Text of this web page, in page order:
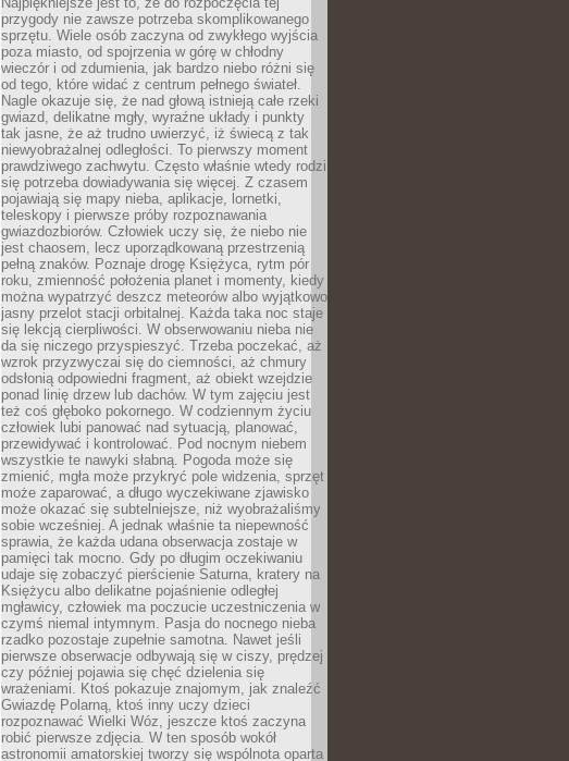
przygody nie zawsze potrzeba skomplikowanego
sprzętu. Wiele osób zaczyna od zwykłego wyjścia
poza miasto, od spojrzenia w górę w chłodny
wieczór i od zdumienia, jak bardzo niebo różni się
od tego, które widać z centrum pełnego świateł.
Nagle okazuje się, że nad głową istnieją całe rzeki
gwiazd, delikatne mgły, wyraźne układy i punkty
tak jasne, że aż trudno uwierzyć, iż świecą z tak
niewyobrażalnej odległości. To pierwszy moment
prawdziwego zachwytu. Często właśnie wtedy rodzi
się potrzeba dowiadywania się więcej. Z czasem
pojawiają się mapy nieba, aplikacje, lornetki,
teleskopy i pierwsze próby rozpoznawania
gwiazdozbiorów. Człowiek uczy się, że niebo nie
jest chaosem, lecz uporządkowaną przestrzenią
pełną znaków. Poznaje drogę Księżyca, rytm pór
roku, zmienność położenia planet i momenty, kiedy
można wypatrzyć deszcz meteorów albo wyjątkowo
jasny przelot stacji orbitalnej. Każda taka noc staje
się lekcją cierpliwości. W obserwowaniu nieba nie
da się niczego przyspieszyć. Trzeba poczekać, aż
wzrok przyzwyczai się do ciemności, aż chmury
odsłonią odpowiedni fragment, aż obiekt wzejdzie
ponad linię drzew lub dachów. W tym zajęciu jest
też coś głęboko pokornego. W codziennym życiu
człowiek lubi panować nad sytuacją, planować,
przewidywać i kontrolować. Pod nocnym niebem
wszystkie te nawyki słabną. Pogoda może się
zmienić, mgła może przykryć pole widzenia, sprzęt
może zaparować, a długo wyczekiwane zjawisko
może okazać się subtelniejsze, niż wyobrażaliśmy
sobie wcześniej. A jednak właśnie ta niepewność
sprawia, że każda udana obserwacja zostaje w
pamięci tak mocno. Gdy po długim oczekiwaniu
udaje się zobaczyć pierścienie Saturna, kratery na
Księżycu albo delikatne pojaśnienie odległej
mgławicy, człowiek ma poczucie uczestniczenia w
czymś niemal intymnym. Pasja do nocnego nieba
rzadko pozostaje zupełnie samotna. Nawet jeśli
pierwsze obserwacje odbywają się w ciszy, prędzej
czy później pojawia się chęć dzielenia się
wrażeniami. Ktoś pokazuje znajomym, jak znaleźć
Gwiazdę Polarną, ktoś inny uczy dzieci
rozpoznawać Wielki Wóz, jeszcze ktoś zaczyna
robić pierwsze zdjęcia. W ten sposób wokół
astronomii amatorskiej tworzy się wspólnota oparta